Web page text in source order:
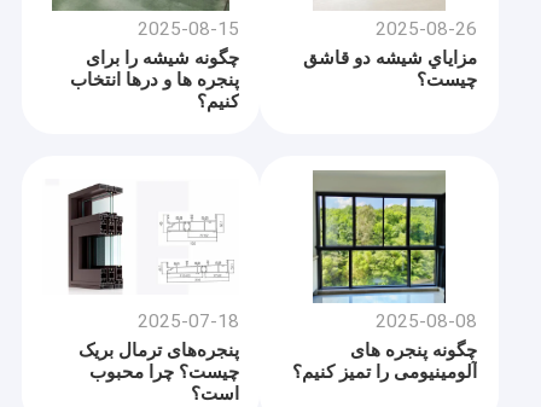
2025-08-26
مزاياي شيشه دو قاشق
چيست؟
2025-08-15
چگونه شیشه را برای
پنجره ها و درها انتخاب
کنیم؟
2025-08-08
چگونه پنجره های
آلومینیومی را تمیز کنیم؟
2025-07-18
پنجره‌های ترمال بریک
چیست؟ چرا محبوب
است؟